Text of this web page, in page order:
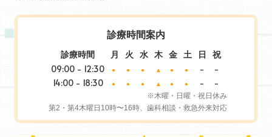
診療時間案内
診療時間 月 火 水 木 金 土 日 祝
09:00 - 12:30 ● ● ● ▲ ● ● -
-
14:00 - 18:30
● ● ● ▲ ● ● - -
※木曜・日曜・祝日休み
第2・第4木曜日10時〜16時、歯科相談・救急外来対応